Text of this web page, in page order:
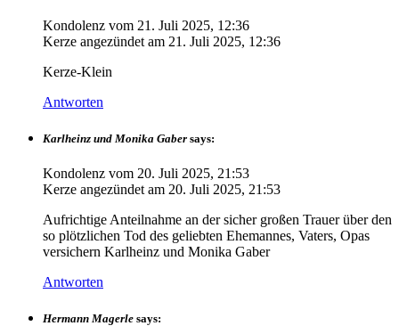
Kondolenz vom 21. Juli 2025, 12:36
Kerze angezündet am 21. Juli 2025, 12:36
Kerze-Klein
Antworten
Karlheinz und Monika Gaber says:
Kondolenz vom 20. Juli 2025, 21:53
Kerze angezündet am 20. Juli 2025, 21:53
Aufrichtige Anteilnahme an der sicher großen Trauer über den
so plötzlichen Tod des geliebten Ehemannes, Vaters, Opas
versichern Karlheinz und Monika Gaber
Antworten
Hermann Magerle says: